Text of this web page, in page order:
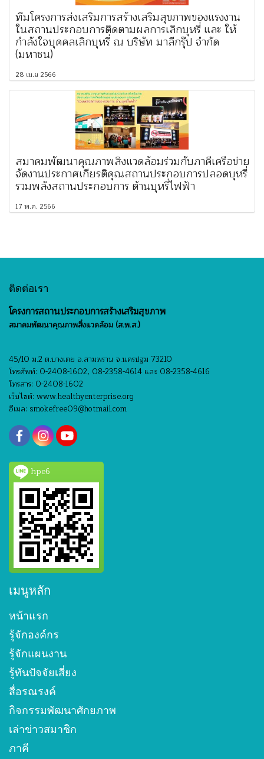
ทีมโครงการส่งเสริมการสร้างเสริมสุขภาพของแรงงาน
ในสถานประกอบการติดตามผลการเลิกบุหรี่ และ ให้
กำลังใจบุคคลเลิกบุหรี่ ณ บริษัท มาลีกรุ๊ป จำกัด
(มหาชน)
28 เม.ย 2566
สมาคมพัฒนาคุณภาพสิ่งแวดล้อมร่วมกับภาคีเครือข่าย
จัดงานประกาศเกียรติคุณสถานประกอบการปลอดบุหรี่
รวมพลังสถานประกอบการ ต้านบุหรี่ไฟฟ้า
17 พ.ค. 2566
ติดต่อเรา
โครงการสถานประกอบการสร้างเสริมสุขภาพ
สมาคมพัฒนาคุณภาพสิ่งแวดล้อม (ส.พ.ส.)
45/10 ม.2 ต.บางเตย อ.สามพราน จ.นครปฐม 73210
โทรศัพท์: 0-2408-1602, 08-2358-4614 และ 08-2358-4616
โทรสาร: 0-2408-1602
เว็บไซต์: www.healthyenterprise.org
อีเมล: smokefree09@hotmail.com
hpe6
เมนูหลัก
หน้าแรก
รู้จักองค์กร
รู้จักแผนงาน
รู้ทันปัจจัยเสี่ยง
สื่อรณรงค์
กิจกรรมพัฒนาศักยภาพ
เล่าข่าวสมาชิก
ภาคี